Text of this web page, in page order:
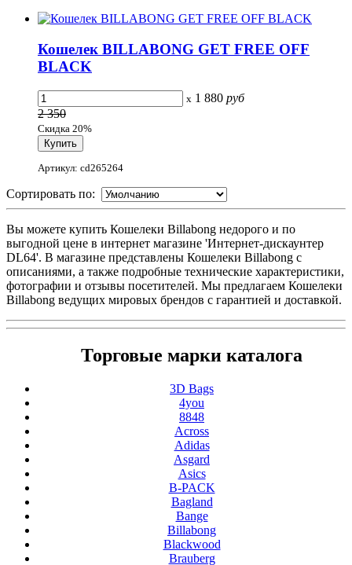
Кошелек BILLABONG GET FREE OFF
BLACK
x 1 880 руб
2 350
Скидка 20%
Артикул: cd265264
Сортировать по:
Вы можете купить Кошелеки Billabong недорого и по
выгодной цене в интернет магазине 'Интернет-дискаунтер
DL64'. В магазине представлены Кошелеки Billabong с
описаниями, а также подробные технические характеристики,
фотографии и отзывы посетителей. Мы предлагаем Кошелеки
Billabong ведущих мировых брендов с гарантией и доставкой.
Торговые марки каталога
3D Bags
4you
8848
Across
Adidas
Asgard
Asics
B-PACK
Bagland
Bange
Billabong
Blackwood
Brauberg